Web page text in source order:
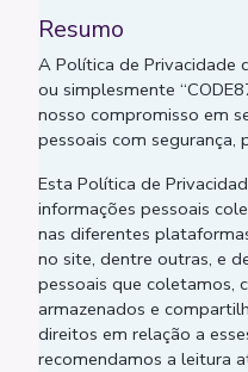
Resumo
A Política de Privacidade
ou simplesmente
nosso compromisso em
pessoais com segurança,
Esta Política de
informações pessoais
nas diferentes
no site, dentre outras, e
pessoais que coletamos,
armazenados e
direitos em relação a
recomendamos a leitura